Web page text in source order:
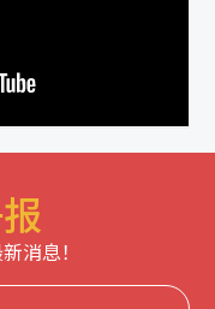
消息！